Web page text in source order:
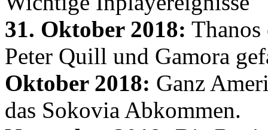
31. Oktober 2018:
Peter Quill und Gamora
Oktober 2018: Ganz
das Sokovia Abkommen.